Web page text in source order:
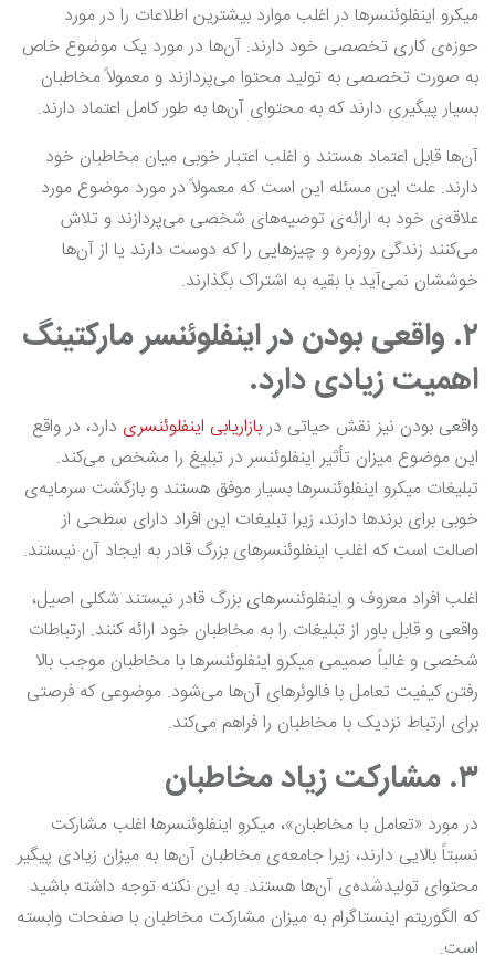
میکرو اینفلوئنسرها در اغلب موارد بیشترین اطلاعات را در مورد
حوزه‌ی کاری تخصصی خود دارند. آن‌ها در مورد یک موضوع خاص
به صورت تخصصی به تولید محتوا می‌پردازند و معمولاً مخاطبان
بسیار پیگیری دارند که به محتوای آن‌ها به طور کامل اعتماد دارند.
آن‌ها قابل اعتماد هستند و اغلب اعتبار خوبی میان مخاطبان خود
دارند. علت این مسئله این است که معمولاً در مورد موضوع مورد
علاقه‌ی خود به ارائه‌ی توصیه‌های شخصی می‌پردازند و تلاش
می‌کنند زندگی روزمره و چیزهایی را که دوست دارند یا از آن‌ها
خوششان نمی‌آید با بقیه به اشتراک بگذارند.
۲. واقعی بودن در اینفلوئنسر مارکتینگ
اهمیت زیادی دارد.
واقعی بودن نیز نقش حیاتی دربازاریابی اینفلوئنسری دارد، در واقع
این موضوع میزان تأثیر اینفلوئنسر در تبلیغ را مشخص می‌کند.
تبلیغات میکرو اینفلوئنسرها بسیار موفق هستند و بازگشت سرمایه‌ی
خوبی برای برندها دارند، زیرا تبلیغات این افراد دارای سطحی از
اصالت است که اغلب اینفلوئنسرهای بزرگ قادر به ایجاد آن نیستند.
اغلب افراد معروف و اینفلوئنسرهای بزرگ قادر نیستند شکلی اصیل،
واقعی و قابل باور از تبلیغات را به مخاطبان خود ارائه کنند. ارتباطات
شخصی و غالباً صمیمی میکرو اینفلوئنسرها با مخاطبان موجب بالا
رفتن کیفیت تعامل با فالوئرهای آن‌ها می‌شود. موضوعی که فرصتی
برای ارتباط نزدیک با مخاطبان را فراهم می‌کند.
۳. مشارکت زیاد مخاطبان
در مورد «تعامل با مخاطبان»، میکرو اینفلوئنسرها اغلب مشارکت
نسبتاً بالایی دارند، زیرا جامعه‌ی مخاطبان آن‌ها به میزان زیادی پیگیر
محتوای تولیدشده‌ی آن‌ها هستند. به این نکته توجه داشته باشید
که الگوریتم اینستاگرام به میزان مشارکت مخاطبان با صفحات وابسته
است.